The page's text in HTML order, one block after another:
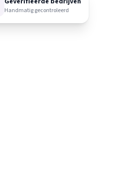
Handmatig gecontroleerd